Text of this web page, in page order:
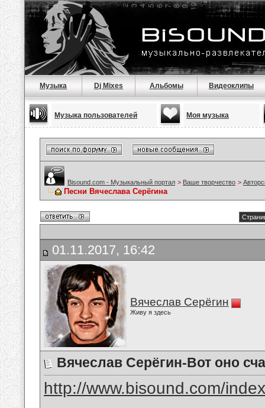
Музыка Dj Mixes Альбомы Видеоклипы
Музыка пользователей Моя музыка
Bisound.com - Музыкальный портал > Ваше творчество >
Песни Вячеслава Серёгина
01.11.2017, 16:42
Вячеслав Серёгин
Живу я здесь
Вячеслав Серёгин-Вот оно
http://www.bisound.com/